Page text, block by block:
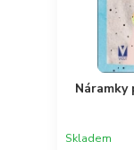
Skladem